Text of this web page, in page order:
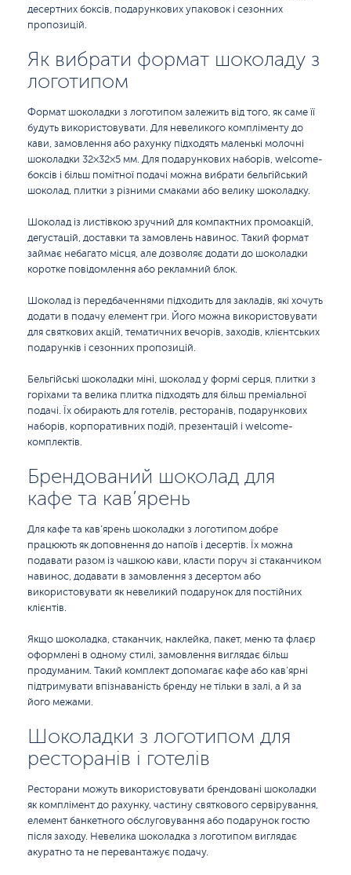
десертних боксів, подарункових упаковок і сезонних
пропозицій.
Як вибрати формат шоколаду з
логотипом
Формат шоколадки з логотипом залежить від того, як саме її
будуть використовувати. Для невеликого компліменту до
кави, замовлення або рахунку підходять маленькі молочні
шоколадки 32×32×5 мм. Для подарункових наборів, welcome-
боксів і більш помітної подачі можна вибрати бельгійський
шоколад, плитки з різними смаками або велику шоколадку.
Шоколад із листівкою зручний для компактних промоакцій,
дегустацій, доставки та замовлень навинос. Такий формат
займає небагато місця, але дозволяє додати до шоколадки
коротке повідомлення або рекламний блок.
Шоколад із передбаченнями підходить для закладів, які хочуть
додати в подачу елемент гри. Його можна використовувати
для святкових акцій, тематичних вечорів, заходів, клієнтських
подарунків і сезонних пропозицій.
Бельгійські шоколадки міні, шоколад у формі серця, плитки з
горіхами та велика плитка підходять для більш преміальної
подачі. Їх обирають для готелів, ресторанів, подарункових
наборів, корпоративних подій, презентацій і welcome-
комплектів.
Брендований шоколад для
кафе та кав’ярень
Для кафе та кав’ярень шоколадки з логотипом добре
працюють як доповнення до напоїв і десертів. Їх можна
подавати разом із чашкою кави, класти поруч зі стаканчиком
навинос, додавати в замовлення з десертом або
використовувати як невеликий подарунок для постійних
клієнтів.
Якщо шоколадка, стаканчик, наклейка, пакет, меню та флаєр
оформлені в одному стилі, замовлення виглядає більш
продуманим. Такий комплект допомагає кафе або кав’ярні
підтримувати впізнаваність бренду не тільки в залі, а й за
його межами.
Шоколадки з логотипом для
ресторанів і готелів
Ресторани можуть використовувати брендовані шоколадки
як комплімент до рахунку, частину святкового сервірування,
елемент банкетного обслуговування або подарунок гостю
після заходу. Невелика шоколадка з логотипом виглядає
акуратно та не перевантажує подачу.